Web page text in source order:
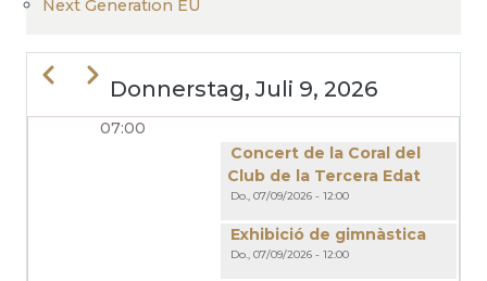
Next Generation EU
Donnerstag, Juli 9, 2026
SEITENNUMMERIERUNG
ZurückWeiter
07:00
Concert de la Coral del
Club de la Tercera Edat
Do., 07/09/2026 - 12:00
Exhibició de gimnàstica
Do., 07/09/2026 - 12:00